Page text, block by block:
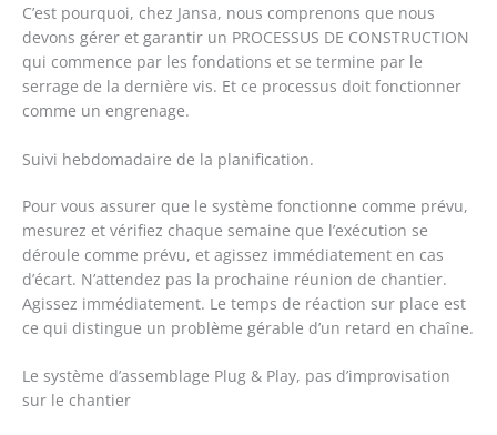
C’est pourquoi, chez Jansa, nous comprenons que nous
devons gérer et garantir un PROCESSUS DE CONSTRUCTION
qui commence par les fondations et se termine par le
serrage de la dernière vis. Et ce processus doit fonctionner
comme un engrenage.
Suivi hebdomadaire de la planification.
Pour vous assurer que le système fonctionne comme prévu,
mesurez et vérifiez chaque semaine que l’exécution se
déroule comme prévu, et agissez immédiatement en cas
d’écart. N’attendez pas la prochaine réunion de chantier.
Agissez immédiatement. Le temps de réaction sur place est
ce qui distingue un problème gérable d’un retard en chaîne.
Le système d’assemblage Plug & Play, pas d’improvisation
sur le chantier